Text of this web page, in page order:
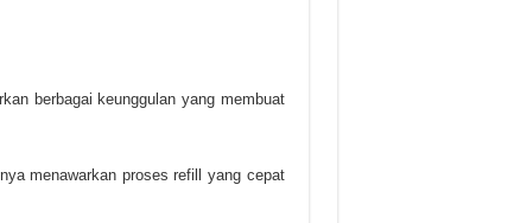
berbagai keunggulan yang membuat
menawarkan proses refill yang cepat